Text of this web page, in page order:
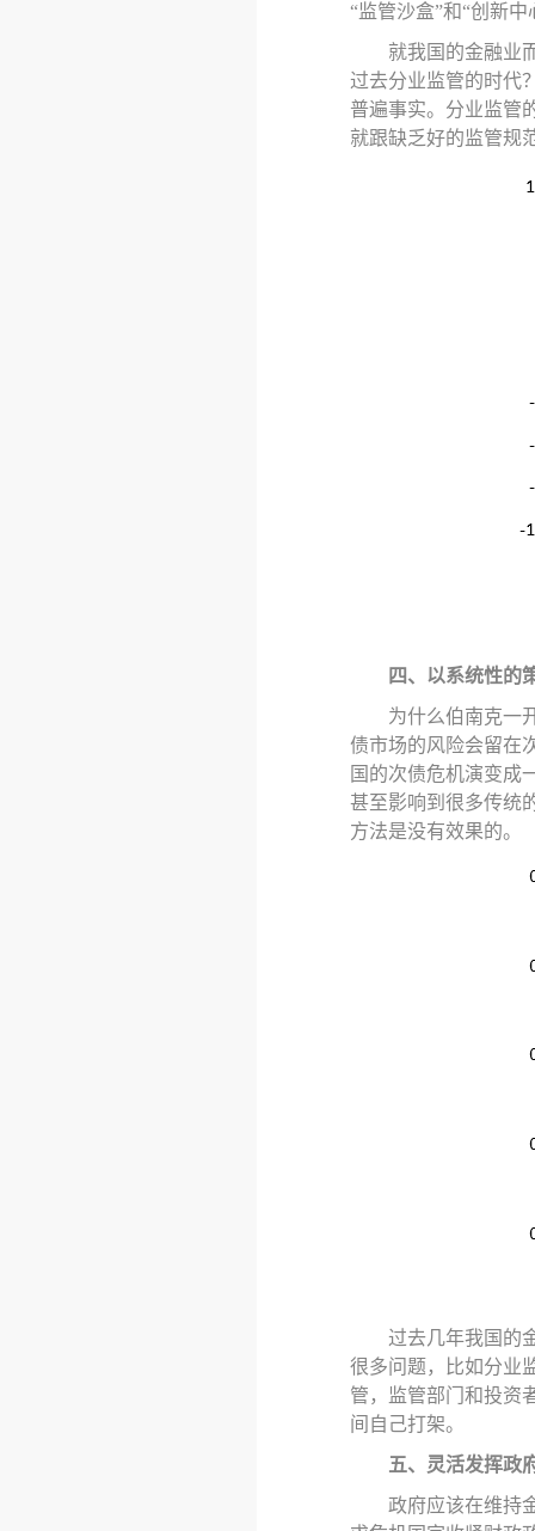
“监管沙盒”和“创新
就我国的金融业
过去分业监管的时代
普遍事实。分业监管
就跟缺乏好的监管规
四、以系统性的
为什么伯南克一
债市场的风险会留在
国的次债危机演变成
甚至影响到很多传统
方法是没有效果的。
过去几年我国的
很多问题，比如分业
管，监管部门和投资
间自己打架。
五、灵活发挥政
政府应该在维持